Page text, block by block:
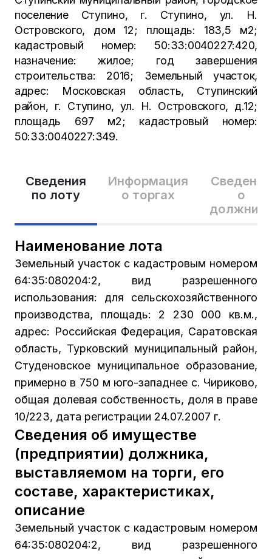
Сведения
по лоту
Информация
о торгах
Сведения
о
Наименование лота
Земельный участок с кадастровым номером
64:35:080204:2, вид разрешенного
использования: для сельскохозяйственного
производства, площадь: 2 230 000 кв.м.,
адрес: Российская Федерация, Саратовская
область, Турковский муниципальный район,
Студеновское муниципальное образование,
примерно в 750 м юго-западнее с. Чириково,
общая долевая собственность, доля в праве
10/223, дата регистрации 24.07.2007 г.
Сведения об имуществе
(предприятии) должника,
выставляемом на торги, его
составе, характеристиках,
описание
Земельный участок с кадастровым номером
64:35:080204:2, вид разрешенного
поселение Ступино, г. Ступино, ул. Н.
Островского, дом 12; площадь: 183,5 м2;
кадастровый номер: 50:33:0040227:420,
назначение: жилое; год завершения
строительства: 2016; Земельный участок,
адрес: Московская область, Ступинский
район, г. Ступино, ул. Н. Островского, д.12;
площадь 697 м2; кадастровый номер:
50:33:0040227:349.